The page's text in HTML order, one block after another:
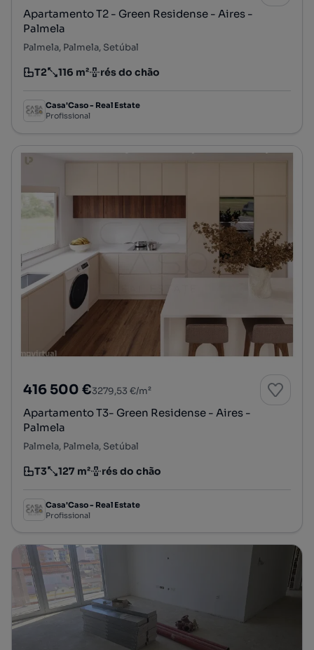
Apartamento T2 - Green Residense - Aires -
Palmela
Palmela, Palmela, Setúbal
Tipologia
T2
Preço por metro quadrado
116 m²
Andar rés do chão
Casa'Caso - Real Estate
Profissional
416 500 €3279,53 €/m²
Apartamento T3- Green Residense - Aires -
Palmela
Palmela, Palmela, Setúbal
Tipologia
T3
Preço por metro quadrado
127 m²
Andar rés do chão
Casa'Caso - Real Estate
Profissional